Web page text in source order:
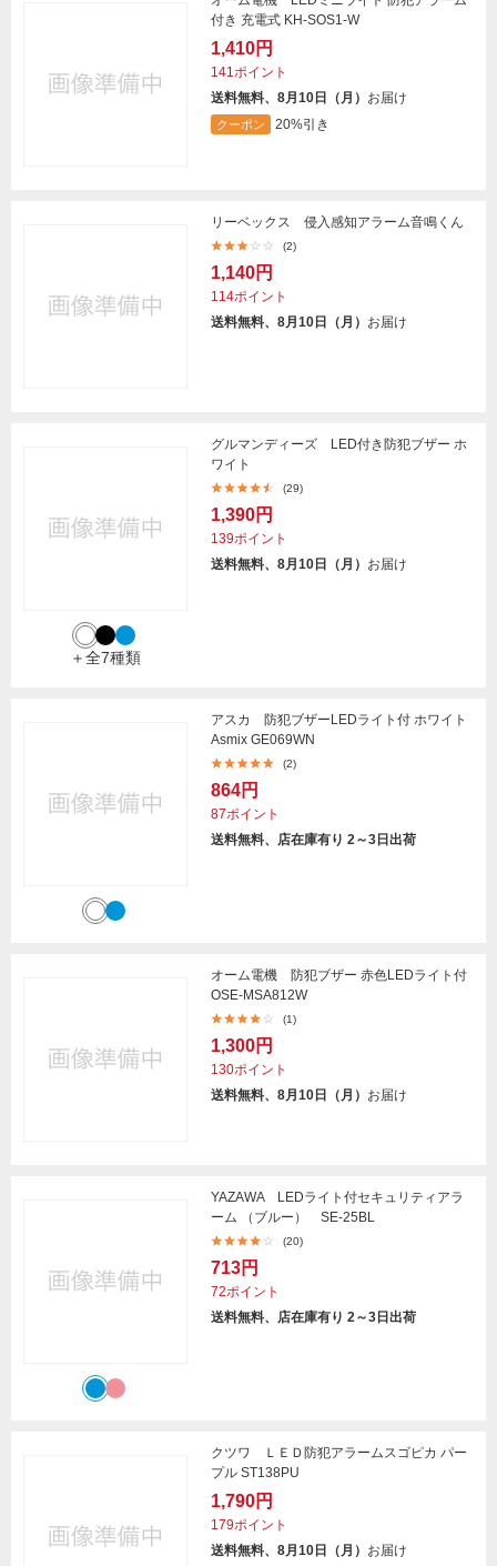
付き 充電式 KH-SOS1-W
1,410円
141ポイント
送料無料、8月10日（月） お届け
クーポン 20%引き
リーベックス 侵入感知アラーム音鳴くん
(2)
1,140円
114ポイント
送料無料、8月10日（月） お届け
＋全7種類
グルマンディーズ LED付き防犯ブザー ホ
ワイト
(29)
1,390円
139ポイント
送料無料、8月10日（月） お届け
アスカ 防犯ブザーLEDライト付 ホワイト
Asmix GE069WN
(2)
864円
87ポイント
送料無料、店在庫有り 2～3日出荷
オーム電機 防犯ブザー 赤色LEDライト付
OSE-MSA812W
(1)
1,300円
130ポイント
送料無料、8月10日（月） お届け
YAZAWA LEDライト付セキュリティアラ
ーム （ブルー） SE-25BL
(20)
713円
72ポイント
送料無料、店在庫有り 2～3日出荷
クツワ ＬＥＤ防犯アラームスゴピカ パー
プル ST138PU
1,790円
179ポイント
送料無料、8月10日（月） お届け